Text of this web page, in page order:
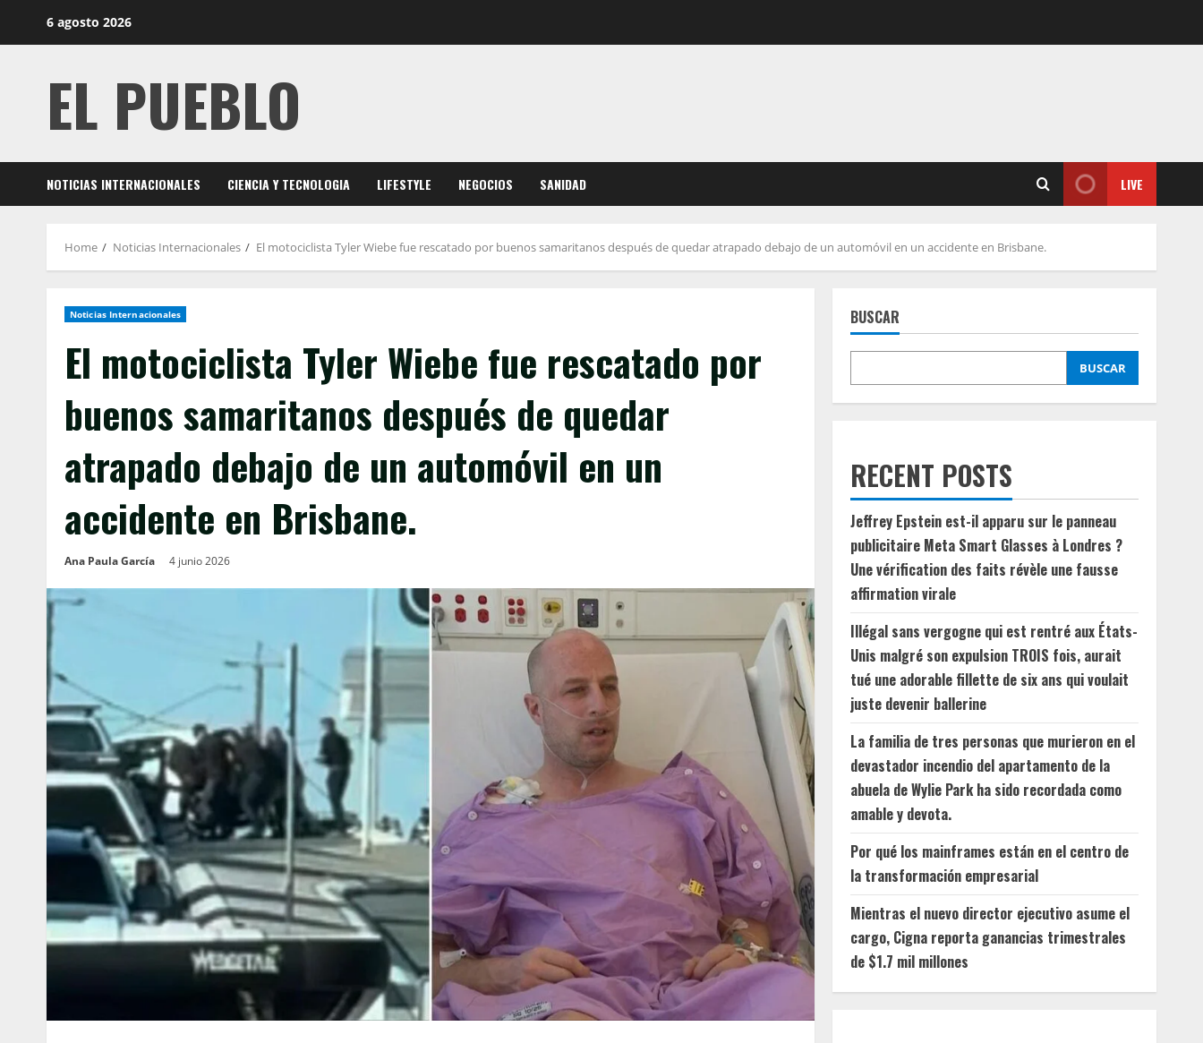
6 agosto 2026
EL PUEBLO
NOTICIAS INTERNACIONALES CIENCIA Y TECNOLOGIA LIFESTYLE NEGOCIOS SANIDAD LIVE
Home Noticias Internacionales El motociclista Tyler Wiebe fue rescatado por buenos samaritanos después de quedar atrapado debajo de un automóvil en un accidente en Brisbane.
Noticias Internacionales
El motociclista Tyler Wiebe fue rescatado por
buenos samaritanos después de quedar
atrapado debajo de un automóvil en un
accidente en Brisbane.
Ana Paula García 4 junio 2026
BUSCAR
BUSCAR
RECENT POSTS
Jeffrey Epstein est-il apparu sur le panneau
publicitaire Meta Smart Glasses à Londres ?
Une vérification des faits révèle une fausse
affirmation virale
Illégal sans vergogne qui est rentré aux États-
Unis malgré son expulsion TROIS fois, aurait
tué une adorable fillette de six ans qui voulait
juste devenir ballerine
La familia de tres personas que murieron en el
devastador incendio del apartamento de la
abuela de Wylie Park ha sido recordada como
amable y devota.
Por qué los mainframes están en el centro de
la transformación empresarial
Mientras el nuevo director ejecutivo asume el
cargo, Cigna reporta ganancias trimestrales
de $1.7 mil millones